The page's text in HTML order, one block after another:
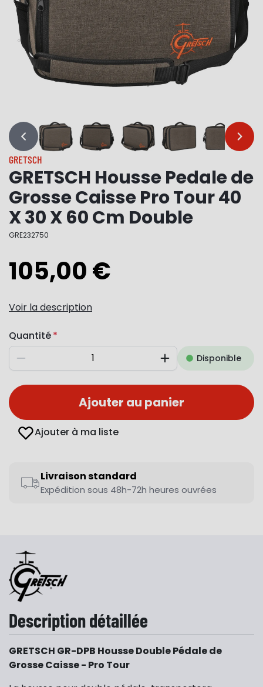
… …
GRETSCH
GRETSCH Housse Pedale de
Grosse Caisse Pro Tour 40
X 30 X 60 Cm Double
GRE232750
105,00 €
Voir la description
Quantité
Diminuer AugmenterDisponible
Ajouter au panier
Ajouter à ma liste
Livraison standard
Expédition sous 48h-72h heures ouvrées
Description détaillée
GRETSCH GR-DPB Housse Double Pédale de
Grosse Caisse - Pro Tour